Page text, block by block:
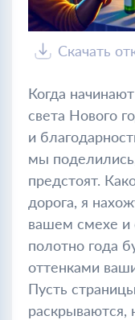
Скачать
Когда
света Нового
и
мы
предстоят.
дорога, я
вашем смехе и
полотно года
оттенками
Пусть
раскрываются,